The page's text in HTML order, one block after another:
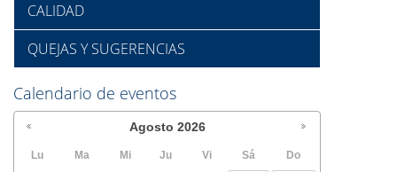
CALIDAD
QUEJAS Y SUGERENCIAS
Calendario de eventos
Agosto 2026
Lu Ma Mi Ju Vi Sá Do